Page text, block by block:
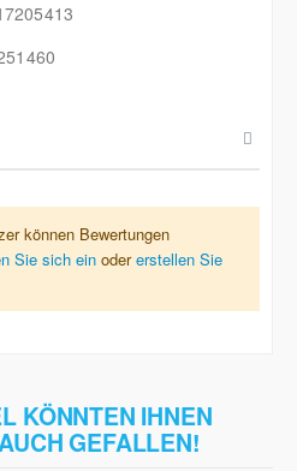
können Bewertungen
Sie sich ein odererstellen Sie
KÖNNTEN IHNEN
GEFALLEN!